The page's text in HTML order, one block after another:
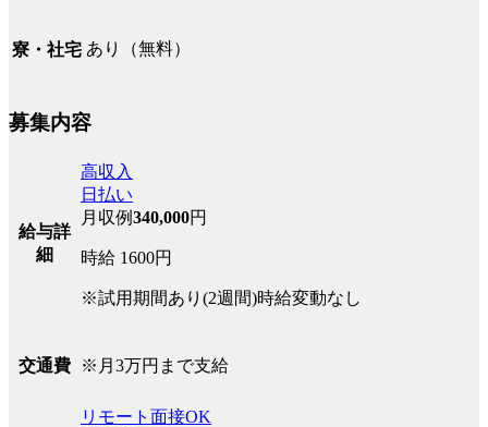
寮・社宅 あり（無料）
募集内容
給与詳
細
高収入
日払い
月収例340,000円
時給 1600円
※試用期間あり(2週間)時給変動なし
交通費 ※月3万円まで支給
リモート面接OK